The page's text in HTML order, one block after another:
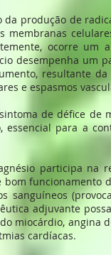
produção de
membranas
ocorre um
desempenha um
resultante
e espasmos
de défice de
essencial para a
participa na
funcionamento
sanguíneos
adjuvante
miocárdio, angina
cardíacas.